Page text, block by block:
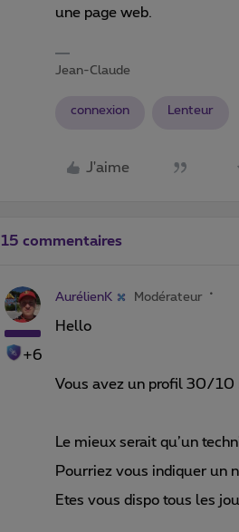
une page web.
Jean-Claude
connexion Lenteur
J'aime
15 commentaires
+6
AurélienK Modérateur
Hello
Vous avez un profil 30/10
Le mieux serait qu’un
Pourriez vous indiquer un
Etes vous dispo tous les